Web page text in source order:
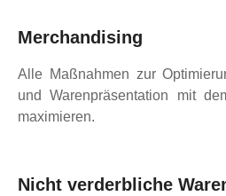
Merchandising
Alle Maßnahmen zur
und Warenpräsentation mit
maximieren.
Nicht verderbliche